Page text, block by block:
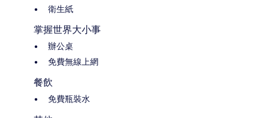
衛生紙
掌握世界大小事
辦公桌
免費無線上網
餐飲
免費瓶裝水